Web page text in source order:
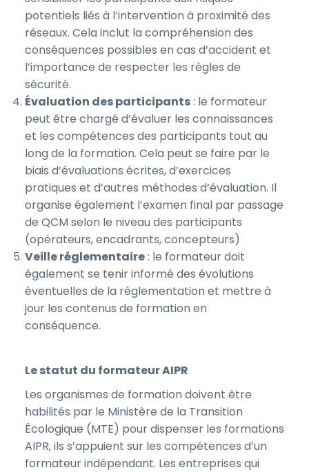
potentiels liés à l’intervention à proximité des
réseaux. Cela inclut la compréhension des
conséquences possibles en cas d’accident et
l’importance de respecter les règles de
sécurité.
Évaluation des participants: le formateur
peut être chargé d’évaluer les connaissances
et les compétences des participants tout au
long de la formation. Cela peut se faire par le
biais d’évaluations écrites, d’exercices
pratiques et d’autres méthodes d’évaluation. Il
organise également l’examen final par passage
de QCM selon le niveau des participants
(opérateurs, encadrants, concepteurs)
Veille réglementaire: le formateur doit
également se tenir informé des évolutions
éventuelles de la règlementation et mettre à
jour les contenus de formation en
conséquence.
Le statut du formateur AIPR
Les organismes de formation doivent être
habilités par le Ministère de la Transition
Écologique (MTE) pour dispenser les formations
AIPR, ils s’appuient sur les compétences d’un
formateur indépendant. Les entreprises qui